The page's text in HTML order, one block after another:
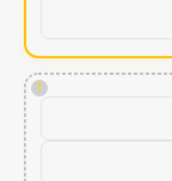
!